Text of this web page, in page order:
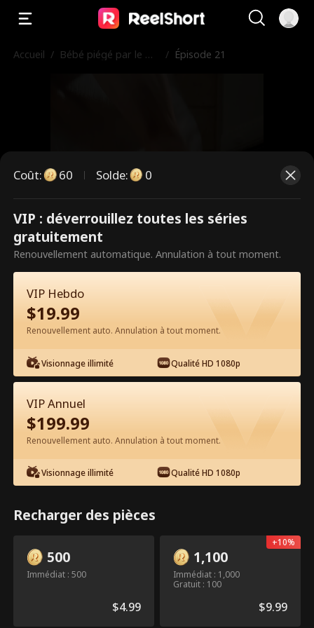
Accueil / Bébé piégé par le mil
/ Épisode 21
Ce sont des épisodes payants.
Débloquez pour regarder.
Débloquer maintenant
Épisode 21 - Bébé piégé par le
milliardaire Film complet
0-49 50-78 Tous les épisodes
24
Coût: 60 Solde: 0
VIP : déverrouillez toutes les séries
gratuitement
Renouvellement automatique. Annulation à tout moment.
VIP Hebdo
$19.99
Renouvellement auto. Annulation à tout moment.
Visionnage illimité Qualité HD 1080p
VIP Annuel
$199.99
Renouvellement auto. Annulation à tout moment.
Visionnage illimité Qualité HD 1080p
Recharger des pièces
500
Immédiat : 500
$4.99
1,100
Immédiat : 1,000
Gratuit : 100
$9.99
+10%